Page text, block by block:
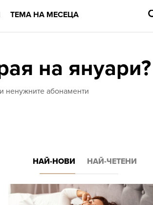
ТЕМА НА МЕСЕЦА
на януари?
ненужните абонаменти
НАЙ-НОВИ НАЙ-ЧЕТЕНИ